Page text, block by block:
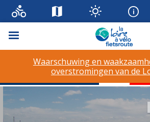
Menu
Waarschuwing en
overstromingen van de